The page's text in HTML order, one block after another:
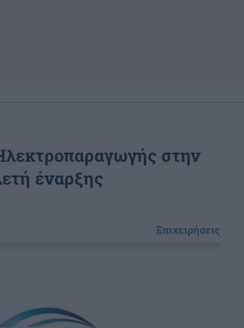
στην
έναρξης
Επιχειρήσεις